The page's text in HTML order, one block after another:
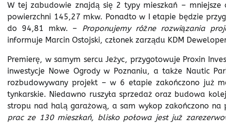
W tej zabudowie znajdą się 2 typy mieszkań –
powierzchni 145,27 mkw. Ponadto w I etapie będzie
do 94,81 mkw. – Proponujemy różne rozwiązania
informuje Marcin Ostojski, członek zarządu KDM
Premierę, w samym sercu Jeżyc, przygotowuje Proxin
inwestycje Nowe Ogrody w Poznaniu, a także Nautic
rozbudowywany projekt – w 6 etapie zakończono już
tynkarskie. Niedawno ruszyła sprzedaż oraz budowa
stropu nad halą garażową, a sam wykop zakończono na
prac ze 130 mieszkań, blisko połowa jest już